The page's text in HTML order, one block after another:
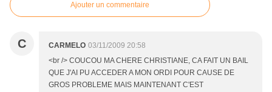
Ajouter un commentaire
C CARMELO 03/11/2009 20:58
<br /> COUCOU MA CHERE CHRISTIANE, CA FAIT UN BAIL
QUE J'AI PU ACCEDER A MON ORDI POUR CAUSE DE
GROS PROBLEME MAIS MAINTENANT C'EST